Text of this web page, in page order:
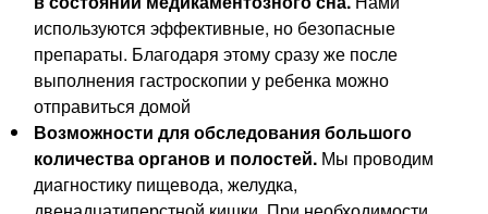
используются эффективные, но безопасные
препараты. Благодаря этому сразу же после
выполнения гастроскопии у ребенка можно
отправиться домой
Возможности для обследования большого
количества органов и полостей. Мы проводим
диагностику пищевода, желудка,